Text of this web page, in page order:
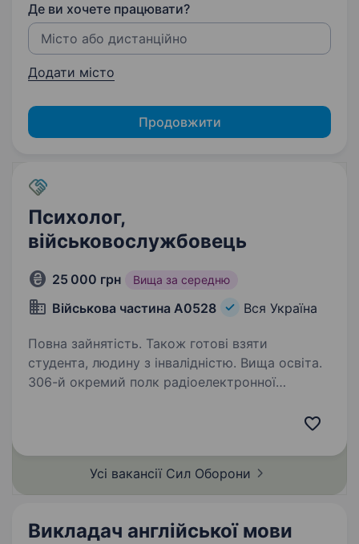
Де ви хочете працювати?
Додати місто
Продовжити
Психолог,
військовослужбовець
25 000 грн Вища за середню
Військова частина А0528 Вся Україна
Повна зайнятість. Також готові взяти
студента, людину з інвалідністю. Вища освіта.
306-й окремий полк радіоелектронної
відсічі, виявленні та знищенні ворожої техніки
відповідальну та з чіткою життєвою позицією,
Усі вакансії Сил Оборони
Викладач англійської мови